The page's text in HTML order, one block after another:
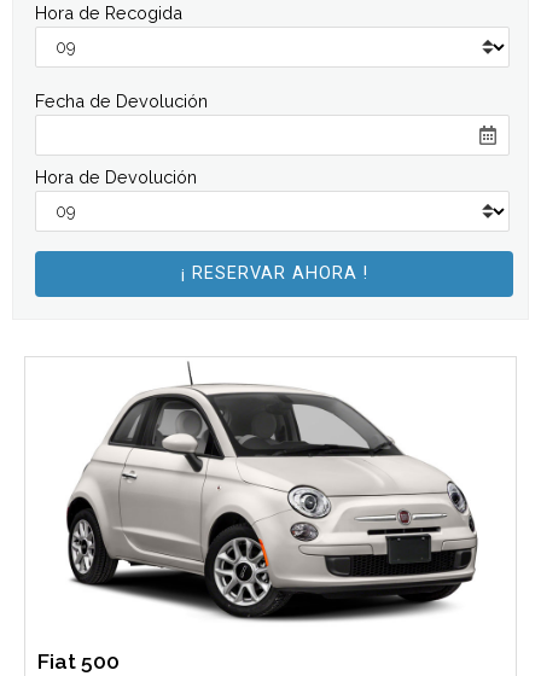
Hora de Recogida
Fecha de Devolución
Hora de Devolución
Fiat 500